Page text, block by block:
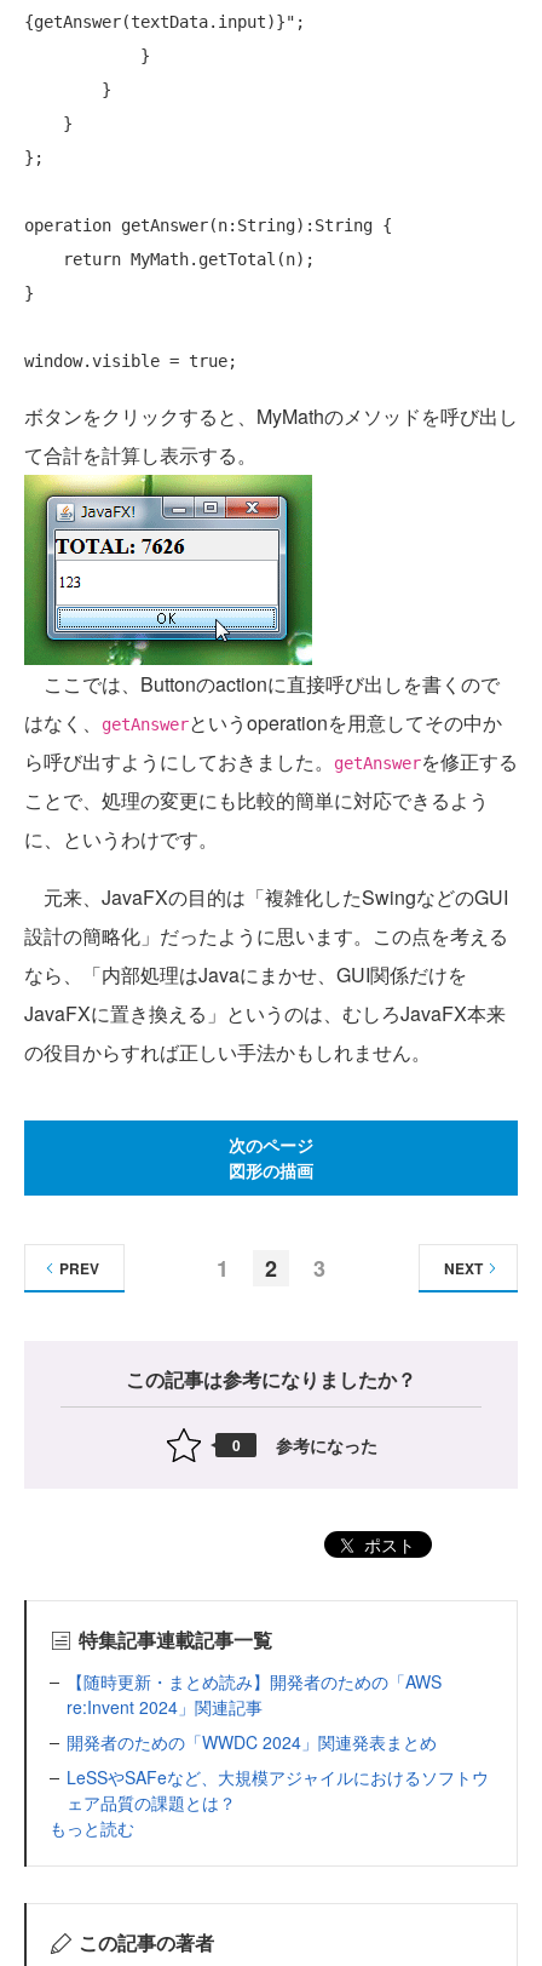
{getAnswer(textData.input)}" ;
};
operation getAnswer(n:String):String {
return MyMath.getTotal(n);
}
window.visible = true
ボタンをクリックすると、MyMathのメソッドを呼び出し
て合計を計算し表示する。
ここでは、Buttonのactionに直接呼び出しを書くので
はなく、
getAnswerというoperationを用意してその中か
ら呼び出すようにしておきました。
getAnswerを修正する
ことで、処理の変更にも比較的簡単に対応できるよう
に、というわけです。
元来、JavaFXの目的は「複雑化したSwingなどのGUI
設計の簡略化」だったように思います。この点を考える
なら、「内部処理はJavaにまかせ、GUI関係だけを
JavaFXに置き換える」というのは、むしろJavaFX本来
の役目からすれば正しい手法かもしれません。
次のページ
図形の描画
1 2 3
PREV NEXT
この記事は参考になりましたか？
0 参考になった
ポスト
特集記事連載記事一覧
【随時更新・まとめ読み】開発者のための「AWS
re:Invent 2024」関連記事
開発者のための「WWDC 2024」関連発表まとめ
LeSSやSAFeなど、大規模アジャイルにおけるソフトウ
ェア品質の課題とは？
もっと読む
この記事の著者